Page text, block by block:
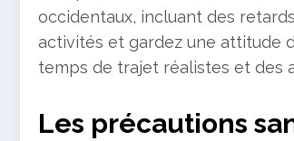
occidentaux, incluant des
activités et gardez une attitude
temps de trajet réalistes et des
Les précautions